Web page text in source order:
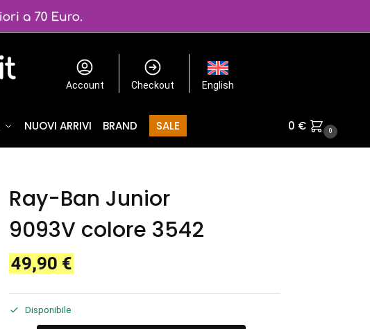
Account Checkout English
NUOVI ARRIVI BRAND SALE 0 € 0
Ray-Ban Junior
9093V colore 3542
49,90 €
Disponibile